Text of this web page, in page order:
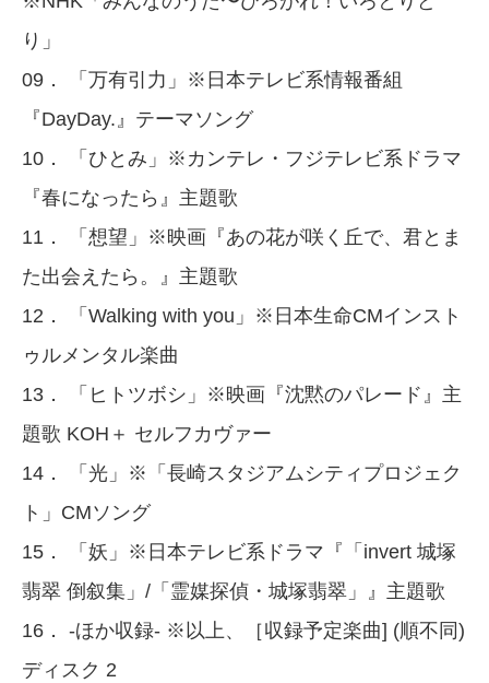
り」
09． 「万有引力」※日本テレビ系情報番組
『DayDay.』テーマソング
10． 「ひとみ」※カンテレ・フジテレビ系ドラマ
『春になったら』主題歌
11． 「想望」※映画『あの花が咲く丘で、君とま
た出会えたら。』主題歌
12． 「Walking with you」※日本生命CMインスト
ゥルメンタル楽曲
13． 「ヒトツボシ」※映画『沈黙のパレード』主
題歌 KOH＋ セルフカヴァー
14． 「光」※「長崎スタジアムシティプロジェク
ト」CMソング
15． 「妖」※日本テレビ系ドラマ『「invert 城塚
翡翠 倒叙集」/「霊媒探偵・城塚翡翠」』主題歌
16． -ほか収録- ※以上、［収録予定楽曲] (順不同)
ディスク 2